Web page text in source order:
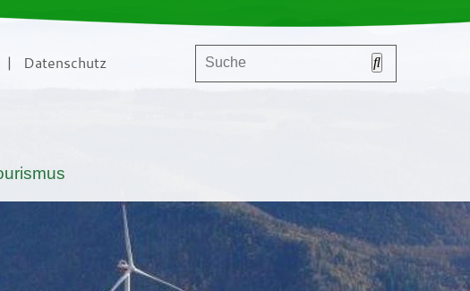
| Datenschutz